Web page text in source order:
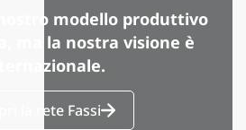
modello produttivo
ma la nostra visione è
la rete Fassi